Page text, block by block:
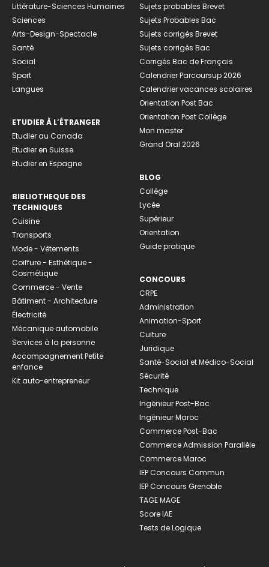
Littérature-Sciences Humaines
Sciences
Arts-Design-Spectacle
Santé
Social
Sport
Langues
ETUDIER À L’ÉTRANGER
Etudier au Canada
Etudier en Suisse
Etudier en Espagne
BIBLIOTHEQUE DES
TECHNIQUES
Cuisine
Transports
Mode - Vêtements
Coiffure - Esthétique -
Cosmétique
Commerce - Vente
Bâtiment - Architecture
Électricité
Mécanique automobile
Services à la personne
Accompagnement Petite
enfance
Kit auto-entrepreneur
Sujets probables Brevet
Sujets Probables Bac
Sujets corrigés Brevet
Sujets corrigés Bac
Corrigés Bac de Français
Calendrier Parcoursup 2026
Calendrier vacances scolaires
Orientation Post Bac
Orientation Post Collège
Mon master
Grand Oral 2026
BLOG
Collège
Lycée
Supérieur
Orientation
Guide pratique
CONCOURS
CRPE
Administration
Animation-Sport
Culture
Juridique
Santé-Social et Médico-Social
Sécurité
Technique
Ingénieur Post-Bac
Ingénieur Maroc
Commerce Post-Bac
Commerce Admission Parallèle
Commerce Maroc
IEP Concours Commun
IEP Concours Grenoble
TAGE MAGE
Score IAE
Tests de Logique